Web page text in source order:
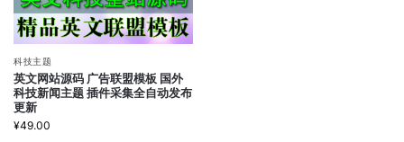
科技主题
英文网站源码 广告联盟模板 国外
科技新闻主题 插件采集全自动发布
更新
¥49.00